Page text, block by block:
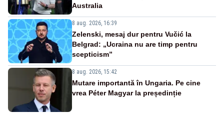
Australia
8 aug. 2026, 16:39
Zelenski, mesaj dur pentru Vučić la
Belgrad: „Ucraina nu are timp pentru
scepticism”
8 aug. 2026, 15:42
Mutare importantă în Ungaria. Pe cine
vrea Péter Magyar la președinție